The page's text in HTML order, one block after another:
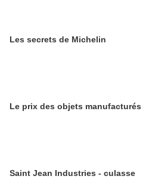
Les secrets de Michelin
Le prix des objets manufacturés
Saint Jean Industries - culasse